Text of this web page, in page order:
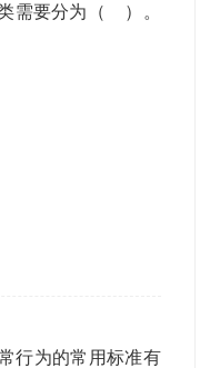
需要分为（ ）。
行为的常用标准有